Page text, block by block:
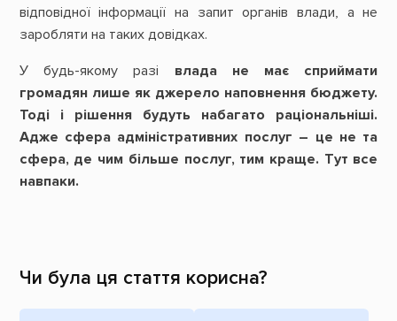
відповідної інформації на запит органів влади, а не
заробляти на таких довідках.
У будь-якому разі влада не має сприймати
громадян лише як джерело наповнення бюджету.
Тоді і рішення будуть набагато раціональніші.
Адже сфера адміністративних послуг – це не та
сфера, де чим більше послуг, тим краще. Тут все
навпаки.
Чи була ця стаття корисна?